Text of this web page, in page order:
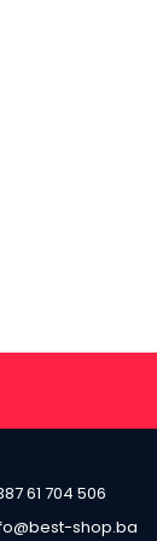
61 704 506
shop.ba